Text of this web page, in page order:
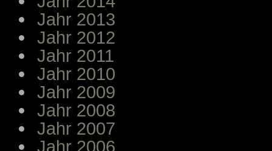
Jahr 2013
Jahr 2012
Jahr 2011
Jahr 2010
Jahr 2009
Jahr 2008
Jahr 2007
Jahr 2006